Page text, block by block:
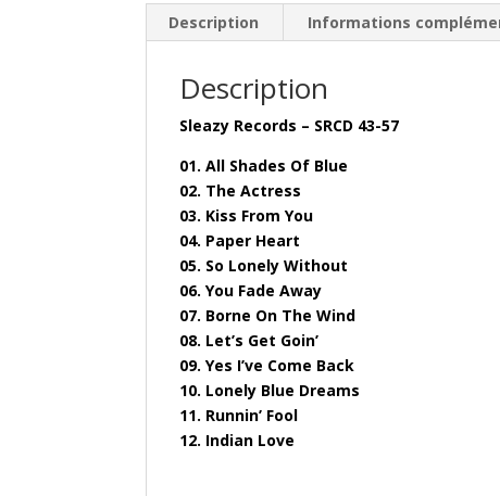
Description Informations
Description
Sleazy Records – SRCD 43-57
01. All Shades Of Blue
02. The Actress
03. Kiss From You
04. Paper Heart
05. So Lonely Without
06. You Fade Away
07. Borne On The Wind
08. Let’s Get Goin’
09. Yes I’ve Come Back
10. Lonely Blue Dreams
11. Runnin’ Fool
12. Indian Love